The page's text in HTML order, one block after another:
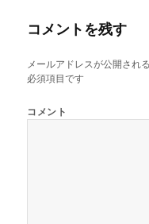
コメントを残す
メールアドレスが公開され
必須項目です
コメント